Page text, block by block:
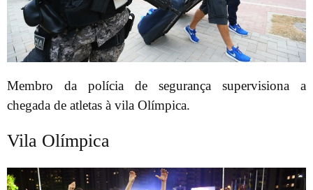
Membro da polícia de segurança supervisiona a
chegada de atletas à vila Olímpica.
Vila Olímpica